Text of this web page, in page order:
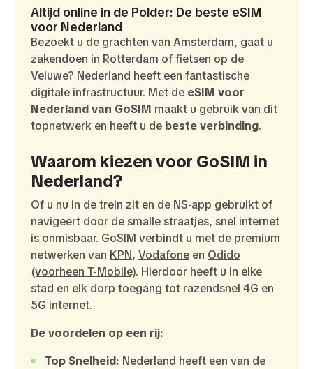
Altijd online in de Polder: De beste eSIM
voor Nederland
Bezoekt u de grachten van Amsterdam, gaat u
zakendoen in Rotterdam of fietsen op de
Veluwe? Nederland heeft een fantastische
digitale infrastructuur. Met de eSIM voor
Nederland van GoSIM maakt u gebruik van dit
topnetwerk en heeft u de beste verbinding.
Waarom kiezen voor GoSIM in
Nederland?
Of u nu in de trein zit en de NS-app gebruikt of
navigeert door de smalle straatjes, snel internet
is onmisbaar. GoSIM verbindt u met de premium
netwerken van KPN, Vodafone en Odido
(voorheen T-Mobile). Hierdoor heeft u in elke
stad en elk dorp toegang tot razendsnel 4G en
5G internet.
De voordelen op een rij:
Top Snelheid: Nederland heeft een van de